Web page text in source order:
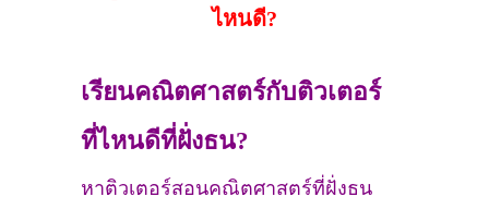
ไหนดี?
เรียนคณิตศาสตร์กับติวเตอร์
ที่ไหนดีที่ฝั่งธน?
หาติวเตอร์สอนคณิตศาสตร์ที่ฝั่งธน